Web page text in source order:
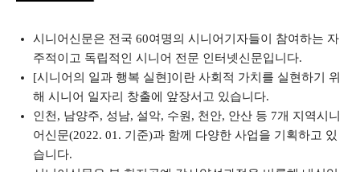
시니어신문은 전국 60여명의 시니어기자들이 참여하는 자
주적이고 독립적인 시니어 전문 인터넷신문입니다.
[시니어의 일과 행복 실현]이란 사회적 가치를 실현하기 위
해 시니어 일자리 창출에 앞장서고 있습니다.
인천, 남양주, 성남, 설악, 수원, 천안, 안산 등 7개 지역시니
어신문(2022. 01. 기준)과 함께 다양한 사업을 기획하고 있
습니다.